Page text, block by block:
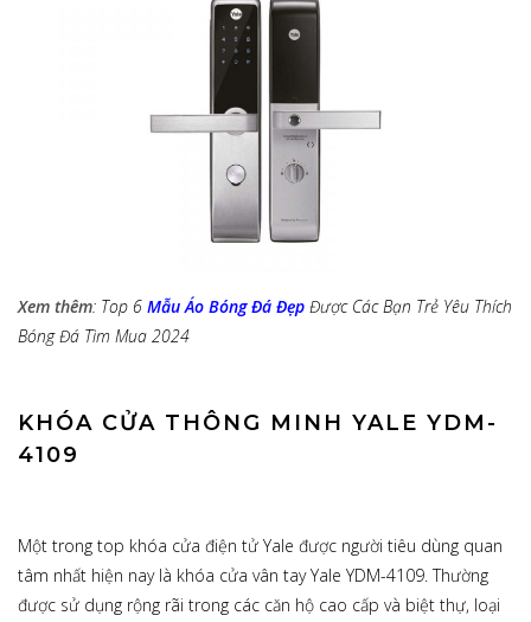
Xem thêm: Top 6 Mẫu Áo Bóng Đá Đẹp Được Các Bạn Trẻ Yêu Thích
Bóng Đá Tìm Mua 2024
KHÓA CỬA THÔNG MINH YALE YDM-
4109
Một trong top khóa cửa điện tử Yale được người tiêu dùng quan
tâm nhất hiện nay là khóa cửa vân tay Yale YDM-4109. Thường
được sử dụng rộng rãi trong các căn hộ cao cấp và biệt thự, loại